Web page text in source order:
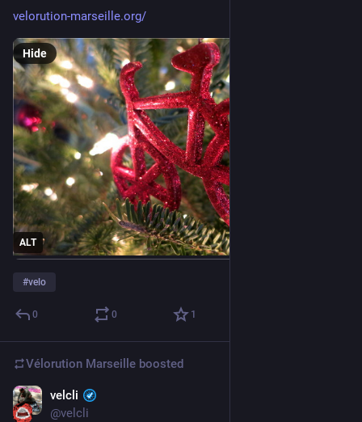
velorution-marseille.org/
ALT
Hide
#velo
0 0 1
Vélorution Marseille boosted
velcli
@velcli